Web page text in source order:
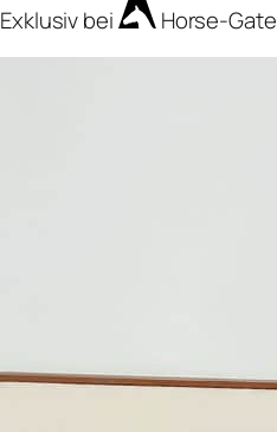
Exklusiv bei Horse-Gate